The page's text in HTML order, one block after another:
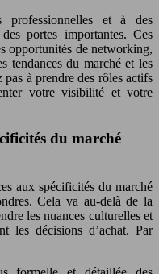
professionnelles et à des
portes importantes. Ces
opportunités de networking,
tendances du marché et les
pas à prendre des rôles actifs
votre visibilité et votre
du marché
aux spécificités du marché
Cela va au-delà de la
les nuances culturelles et
les décisions d’achat. Par